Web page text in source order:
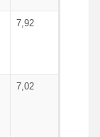
7,92
7,02